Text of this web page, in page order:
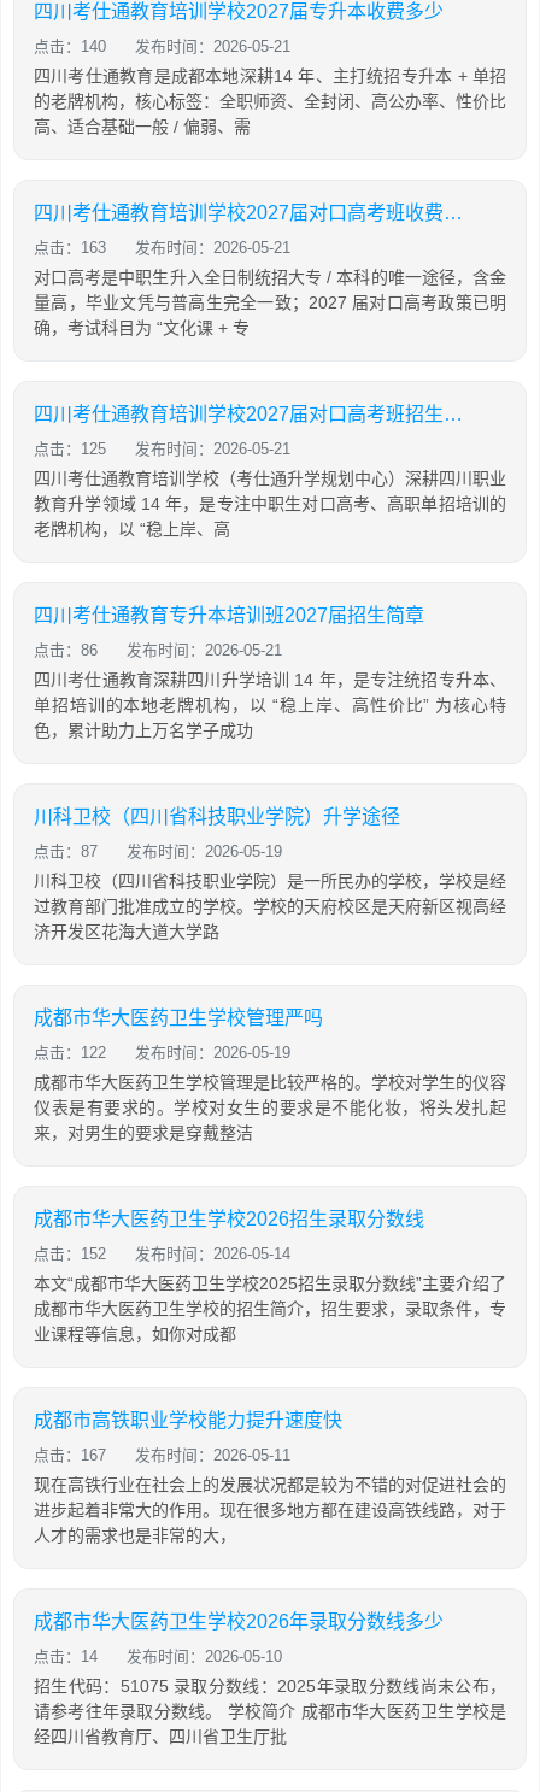
四川考仕通教育培训学校2027届专升本收费多少
点击：140 发布时间：2026-05-21
四川考仕通教育是成都本地深耕14 年、主打统招专升本 + 单招
的老牌机构，核心标签：全职师资、全封闭、高公办率、性价比
高、适合基础一般 / 偏弱、需
四川考仕通教育培训学校2027届对口高考班收费详情
点击：163 发布时间：2026-05-21
对口高考是中职生升入全日制统招大专 / 本科的唯一途径，含金
量高，毕业文凭与普高生完全一致；2027 届对口高考政策已明
确，考试科目为 “文化课 + 专
四川考仕通教育培训学校2027届对口高考班招生简章
点击：125 发布时间：2026-05-21
四川考仕通教育培训学校（考仕通升学规划中心）深耕四川职业
教育升学领域 14 年，是专注中职生对口高考、高职单招培训的
老牌机构，以 “稳上岸、高
四川考仕通教育专升本培训班2027届招生简章
点击：86 发布时间：2026-05-21
四川考仕通教育深耕四川升学培训 14 年，是专注统招专升本、
单招培训的本地老牌机构，以 “稳上岸、高性价比” 为核心特
色，累计助力上万名学子成功
川科卫校（四川省科技职业学院）升学途径
点击：87 发布时间：2026-05-19
川科卫校（四川省科技职业学院）是一所民办的学校，学校是经
过教育部门批准成立的学校。学校的天府校区是天府新区视高经
济开发区花海大道大学路
成都市华大医药卫生学校管理严吗
点击：122 发布时间：2026-05-19
成都市华大医药卫生学校管理是比较严格的。学校对学生的仪容
仪表是有要求的。学校对女生的要求是不能化妆，将头发扎起
来，对男生的要求是穿戴整洁
成都市华大医药卫生学校2026招生录取分数线
点击：152 发布时间：2026-05-14
本文“成都市华大医药卫生学校2025招生录取分数线”主要介绍了
成都市华大医药卫生学校的招生简介，招生要求，录取条件，专
业课程等信息，如你对成都
成都市高铁职业学校能力提升速度快
点击：167 发布时间：2026-05-11
现在高铁行业在社会上的发展状况都是较为不错的对促进社会的
进步起着非常大的作用。现在很多地方都在建设高铁线路，对于
人才的需求也是非常的大，
成都市华大医药卫生学校2026年录取分数线多少
点击：14 发布时间：2026-05-10
招生代码：51075 录取分数线：2025年录取分数线尚未公布，
请参考往年录取分数线。 学校简介 成都市华大医药卫生学校是
经四川省教育厅、四川省卫生厅批